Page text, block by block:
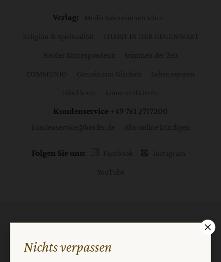
Verlag:
Kundenservice +49 761 2717200
Folgen Sie uns:
Ja, ich möchte den kostenlosen einfach leben-
Nichts verpassen